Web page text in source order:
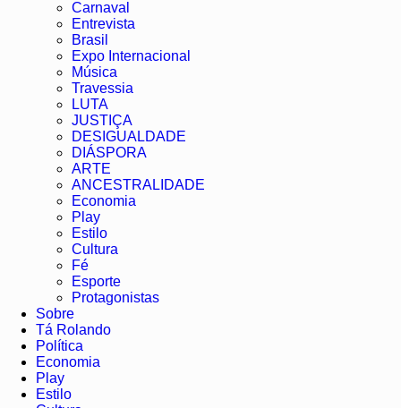
Carnaval
Entrevista
Brasil
Expo Internacional
Música
Travessia
LUTA
JUSTIÇA
DESIGUALDADE
DIÁSPORA
ARTE
ANCESTRALIDADE
Economia
Play
Estilo
Cultura
Fé
Esporte
Protagonistas
Sobre
Tá Rolando
Política
Economia
Play
Estilo